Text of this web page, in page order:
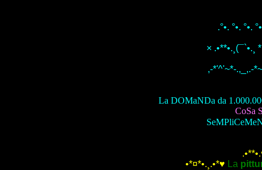
.°•. °•. °•.
× .•**•.¸(¯`•.¸
,-*'^'~*-.,_,.-*~
La DOMaNDa da
CoSa
•*¤*•.¸.•*♥ La